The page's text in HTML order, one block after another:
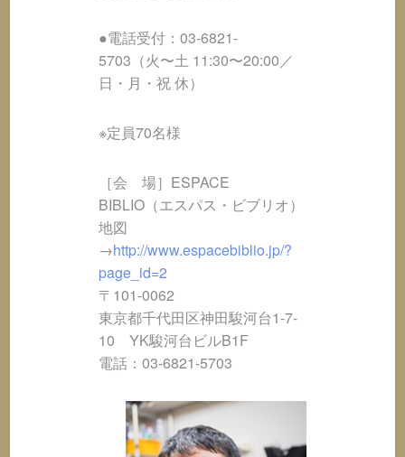
●電話受付：03-6821-
5703（火〜土 11:30〜20:00／
日・月・祝 休）
※定員70名様
［会 場］ESPACE
BIBLIO（エスパス・ビブリオ）
地図
→http://www.espacebiblio.jp/?
page_id=2
〒101-0062
東京都千代田区神田駿河台1-7-
10 YK駿河台ビルB1F
電話：03-6821-5703